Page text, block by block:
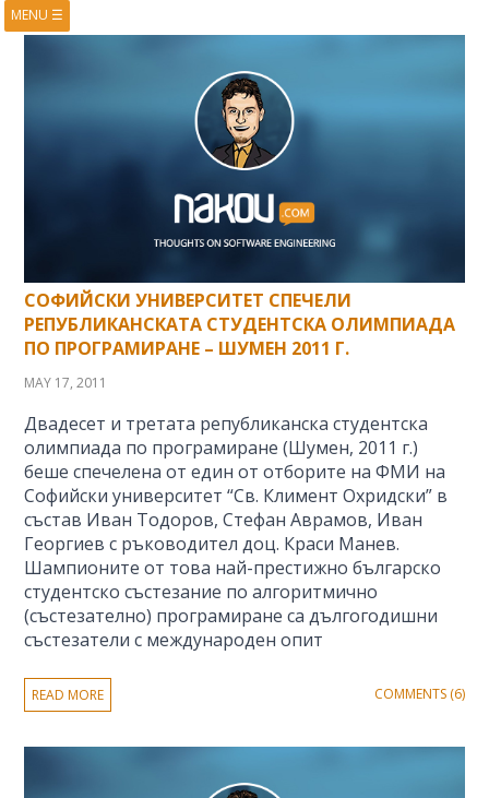
MENU ☰
СОФИЙСКИ УНИВЕРСИТЕТ СПЕЧЕЛИ
РЕПУБЛИКАНСКАТА СТУДЕНТСКА ОЛИМПИАДА
ПО ПРОГРАМИРАНЕ – ШУМЕН 2011 Г.
MAY 17, 2011
Двадесет и третата републиканска студентска
олимпиада по програмиране (Шумен, 2011 г.)
беше спечелена от един от отборите на ФМИ на
Софийски университет “Св. Климент Охридски” в
състав Иван Тодоров, Стефан Аврамов, Иван
Георгиев с ръководител доц. Краси Манев.
Шампионите от това най-престижно българско
студентско състезание по алгоритмично
(състезателно) програмиране са дългогодишни
състезатели с международен опит
READ MORE COMMENTS (6)